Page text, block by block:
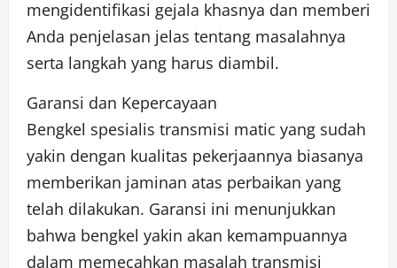
mengidentifikasi gejala khasnya dan memberi
Anda penjelasan jelas tentang masalahnya
serta langkah yang harus diambil.
Garansi dan Kepercayaan
Bengkel spesialis transmisi matic yang sudah
yakin dengan kualitas pekerjaannya biasanya
memberikan jaminan atas perbaikan yang
telah dilakukan. Garansi ini menunjukkan
bahwa bengkel yakin akan kemampuannya
dalam memecahkan masalah transmisi